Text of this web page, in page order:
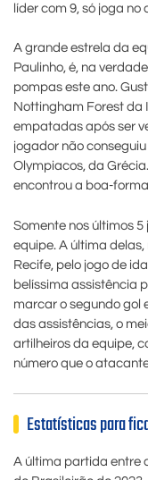
líder com 9, só joga
A grande estrela da
Paulinho, é, na
pompas este ano.
Nottingham Forest da
empatadas após ser
jogador não
Olympiacos, da
encontrou a boa-
Somente nos últimos
equipe. A última
Recife, pelo jogo de
belíssima assistência
marcar o segundo gol
das assistências, o
artilheiros da equipe,
número que o
Estatísticas para
A última partida entre